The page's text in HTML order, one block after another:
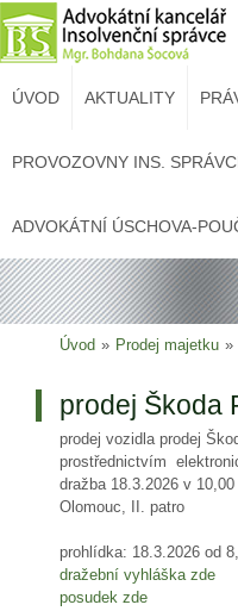
ÚVOD AKTUALITY
PROVOZOVNY INS.
ADVOKÁTNÍ ÚSCHOVA-
Úvod » Prodej majetku »
prodej Škoda
prodej vozidla prodej
prostřednictvím
dražba 18.3.2026 v
Olomouc, II. patro
prohlídka: 18.3.2026 od
dražební vyhláška zde
posudek zde